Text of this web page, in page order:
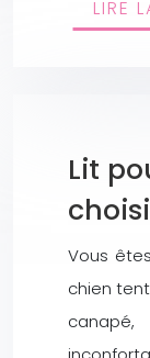
LIRE
Lit
Vous
chien